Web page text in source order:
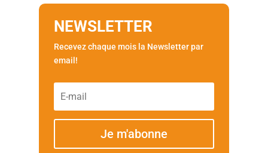
NEWSLETTER
Recevez chaque mois la Newsletter par
email!
Je m'abonne